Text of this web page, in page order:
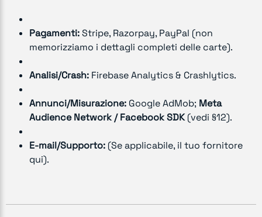
Pagamenti:Stripe, Razorpay, PayPal (non
memorizziamo i dettagli completi delle carte).
Analisi/Crash: Firebase Analytics & Crashlytics.
Annunci/Misurazione: Google AdMob; Meta
Audience Network / Facebook SDK(vedi §12).
E-mail/Supporto: (Se applicabile, il tuo fornitore
qui).